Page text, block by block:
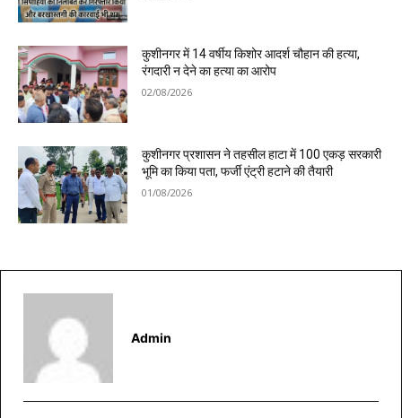
कुशीनगर में 14 वर्षीय किशोर आदर्श चौहान की हत्या,
रंगदारी न देने का हत्या का आरोप
02/08/2026
कुशीनगर प्रशासन ने तहसील हाटा में 100 एकड़ सरकारी
भूमि का किया पता, फर्जी एंट्री हटाने की तैयारी
01/08/2026
Admin